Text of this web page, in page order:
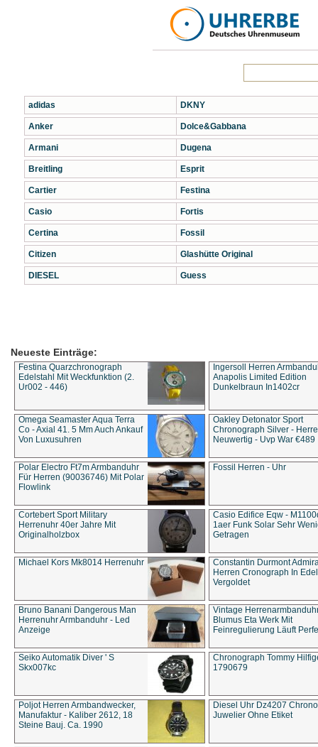
adidas
Anker
Armani
Breitling
Cartier
Casio
Certina
Citizen
DIESEL
DKNY
Dolce&Gabbana
Dugena
Esprit
Festina
Fortis
Fossil
Glashütte Original
Guess
Neueste Einträge:
Festina Quarzchronograph
Edelstahl Mit Weckfunktion (2.
Ur002 - 446)
Ingersoll Herren
Anapolis Limited Edition
Dunkelbraun In1402cr
Omega Seamaster Aqua Terra
Co - Axial 41. 5 Mm Auch Ankauf
Von Luxusuhren
Oakley Detonator Sport
Chronograph Silver -
Neuwertig - Uvp War €489
Polar Electro Ft7m Armbanduhr
Für Herren (90036746) Mit Polar
Flowlink
Fossil Herren - Uhr
Cortebert Sport Military
Herrenuhr 40er Jahre Mit
Originalholzbox
Casio Edifice Eqw -
1aer Funk Solar Sehr
Getragen
Michael Kors Mk8014 Herrenuhr
Constantin Durmont
Herren Cronograph In
Vergoldet
Bruno Banani Dangerous Man
Herrenuhr Armbanduhr - Led
Anzeige
Vintage
Blumus Eta Werk Mit
Feinregulierung Läuft
Seiko Automatik Diver ' S
Skx007kc
Chronograph Tommy
1790679
Poljot Herren Armbandwecker,
Manufaktur - Kaliber 2612, 18
Steine Bauj. Ca. 1990
Diesel Uhr Dz4207
Juwelier Ohne Etiket